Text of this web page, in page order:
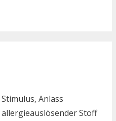
Stimulus, Anlass
allergieauslösender Stoff